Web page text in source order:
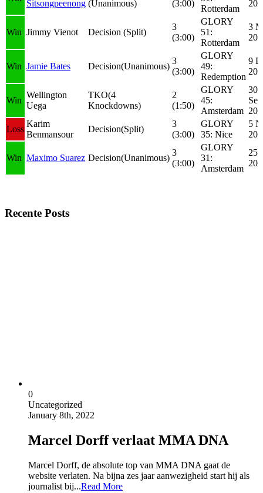
Sitsongpeenong (Unanimous) (3:00)
Rotterdam
Win Jimmy Vienot Decision (Split)
3
(3:00)
GLORY
51:
Rotterdam
3
Win Jamie Bates Decision(Unanimous)
3
(3:00)
GLORY
49:
Redemption
9
Win
Wellington
Uega
TKO(4
Knockdowns)
2
(1:50)
GLORY
45:
Amsterdam
30
Loss
Karim
Benmansour
Decision(Split)
3
(3:00)
GLORY
35: Nice
5
Win Maximo Suarez Decision(Unanimous)
3
(3:00)
GLORY
31:
Amsterdam
25
Recente Posts
0
Uncategorized
January 8th, 2022
Marcel Dorff verlaat MMA DNA
Marcel Dorff, de absolute top van MMA DNA gaat de
website verlaten. Na bijna zes jaar aanwezigheid start hij als
journalist bij...Read More